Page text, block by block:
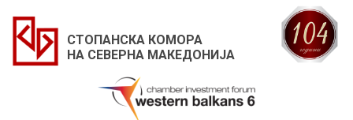
СТОПАНСКА КОМОРА
НА СЕВЕРНА МАКЕДОНИЈА